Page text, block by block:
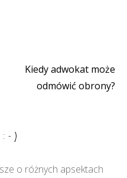
Kiedy adwokat może
odmówić obrony?
:-)
o różnych apsektach